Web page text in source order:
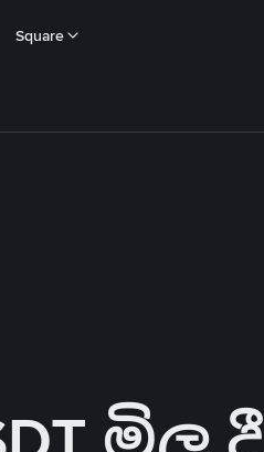
Square